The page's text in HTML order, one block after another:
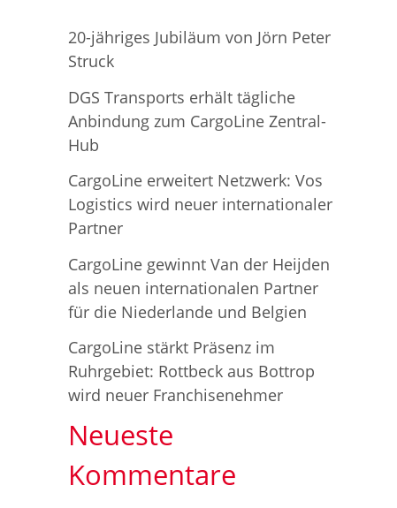
e
n
a
c
h
20-jähriges Jubiläum von Jörn Peter
Struck
DGS Transports erhält tägliche
Anbindung zum CargoLine Zentral-
Hub
CargoLine erweitert Netzwerk: Vos
Logistics wird neuer internationaler
Partner
CargoLine gewinnt Van der Heijden
als neuen internationalen Partner
für die Niederlande und Belgien
CargoLine stärkt Präsenz im
Ruhrgebiet: Rottbeck aus Bottrop
wird neuer Franchisenehmer
Neueste
Kommentare